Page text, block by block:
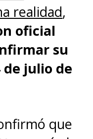
realidad,
oficial
su
de julio de
que